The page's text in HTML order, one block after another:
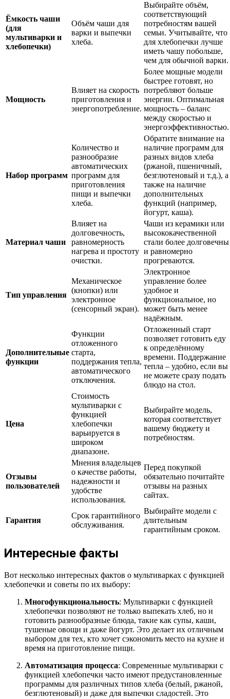
Ёмкость чаши
(для
мультиварки и
хлебопечки)
Объём чаши для
варки и выпечки
хлеба.
Выбирайте объём,
соответствующий
потребностям вашей
семьи. Учитывайте, что
для хлебопечки лучше
иметь чашу побольше,
чем для обычной варки.
Мощность
Влияет на скорость
приготовления и
энергопотребление.
Более мощные модели
быстрее готовят, но
потребляют больше
энергии. Оптимальная
мощность – баланс
между скоростью и
энергоэффективностью.
Набор программ
Количество и
разнообразие
автоматических
программ для
приготовления
пищи и выпечки
хлеба.
Обратите внимание на
наличие программ для
разных видов хлеба
(ржаной, пшеничный,
безглютеновый и т.д.), а
также на наличие
дополнительных
функций (например,
йогурт, каша).
Материал чаши
Влияет на
долговечность,
равномерность
нагрева и простоту
очистки.
Чаши из керамики или
высококачественной
стали более долговечны
и равномерно
прогреваются.
Тип управления
Механическое
(кнопки) или
электронное
(сенсорный экран).
Электронное
управление более
удобное и
функциональное, но
может быть менее
надёжным.
Дополнительные
функции
Функции
отложенного
старта,
поддержания тепла,
автоматического
отключения.
Отложенный старт
позволяет готовить еду
к определённому
времени. Поддержание
тепла – удобно, если вы
не можете сразу подать
блюдо на стол.
Цена
Стоимость
мультиварки с
функцией
хлебопечки
варьируется в
широком
диапазоне.
Выбирайте модель,
которая соответствует
вашему бюджету и
потребностям.
Отзывы
пользователей
Мнения владельцев
о качестве работы,
надежности и
удобстве
использования.
Перед покупкой
обязательно почитайте
отзывы на разных
сайтах.
Гарантия
Срок гарантийного
обслуживания.
Выбирайте модели с
длительным
гарантийным сроком.
Интересные факты
Вот несколько интересных фактов о мультиварках с функцией
хлебопечки и советы по их выбору:
Многофункциональность: Мультиварки с функцией
хлебопечки позволяют не только выпекать хлеб, но и
готовить разнообразные блюда, такие как супы, каши,
тушеные овощи и даже йогурт. Это делает их отличным
выбором для тех, кто хочет сэкономить место на кухне и
время на приготовление пищи.
Автоматизация процесса: Современные мультиварки с
функцией хлебопечки часто имеют предустановленные
программы для различных типов хлеба (белый, ржаной,
безглютеновый) и даже для выпечки сладостей. Это